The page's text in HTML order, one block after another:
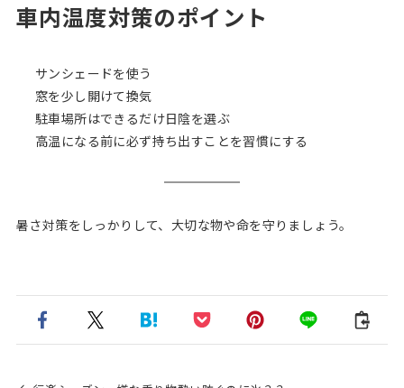
車内温度対策のポイント
サンシェードを使う
窓を少し開けて換気
駐車場所はできるだけ日陰を選ぶ
高温になる前に必ず持ち出すことを習慣にする
暑さ対策をしっかりして、大切な物や命を守りましょう。